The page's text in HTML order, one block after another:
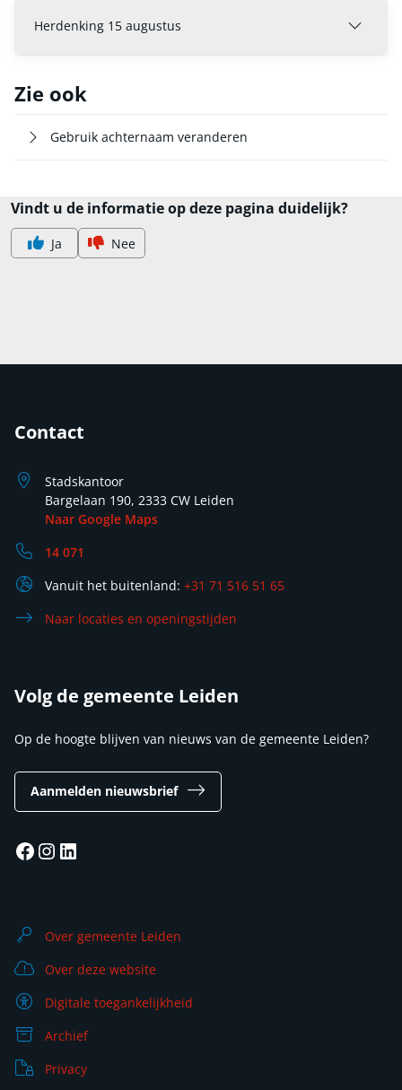
Herdenking 15 augustus
Zie ook
Gebruik achternaam veranderen
Vindt u de informatie op deze pagina duidelijk?
Ja Nee
Contact
Stadskantoor
Bargelaan 190, 2333 CW Leiden
Naar Google Maps
14 071
Vanuit het buitenland: +31 71 516 51 65
Naar locaties en openingstijden
Volg de gemeente Leiden
Op de hoogte blijven van nieuws van de gemeente Leiden?
Aanmelden nieuwsbrief
Facebook
Instagram
LinkedIn
Over gemeente Leiden
Over deze website
Digitale toegankelijkheid
Archief
Privacy